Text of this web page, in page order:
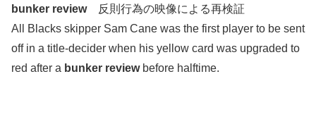
bunker review反則行為の映像による再検証
All Blacks skipper Sam Cane was the first player to be sent
off in a title-decider when his yellow card was upgraded to
red after a bunker reviewbefore halftime.